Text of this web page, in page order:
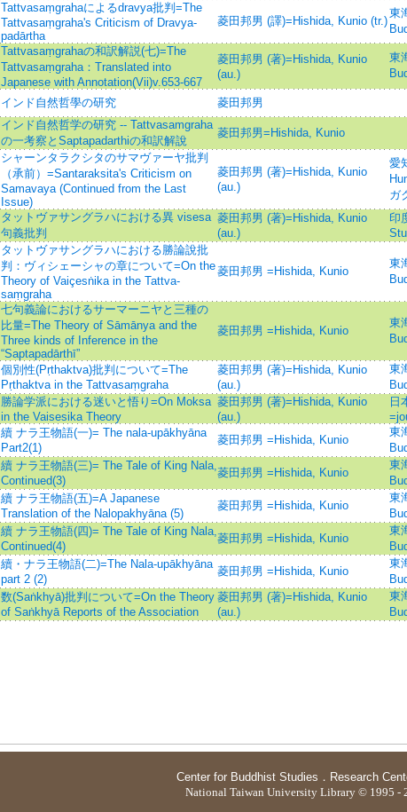
Tattvasaṃgrahaによるdravya批判=The
Tattvasaṃgraha's Criticism of Dravya-
padārtha
菱田邦男 (譯)=Hishida, Kunio (tr.)
東
Tattvasaṃgrahaの和訳解説(七)=The
Tattvasaṃgraha：Translated into
Japanese with Annotation(Vii)v.653-667
菱田邦男 (著)=Hishida, Kunio
(au.)
東
インド自然哲學の研究
菱田邦男
インド自然哲学の研究 -- Tattvasamgraha
の一考察とSaptapadarthiの和訳解說
菱田邦男=Hishida, Kunio
シャーンタラクシタのサマヴァーヤ批判
（承前）=Santaraksita's Criticism on
Samavaya (Continued from the Last
Issue)
菱田邦男 (著)=Hishida, Kunio
(au.)
愛
ガ
タットヴァサングラハにおける異 visesa
句義批判
菱田邦男 (著)=Hishida, Kunio
(au.)
印
タットヴァサングラハにおける勝論說批
判：ヴィシェーシャの章について=On the
Theory of Vaiçesṅika in the Tattva-
saṃgraha
菱田邦男 =Hishida, Kunio
東
七句義論におけるサーマーニヤと三種の
比量=The Theory of Sāmānya and the
Three kinds of Inference in the
“Saptapadārthī”
菱田邦男 =Hishida, Kunio
東
個別性(Pṛthaktva)批判について=The
Pṛthaktva in the Tattvasaṃgraha
菱田邦男 (著)=Hishida, Kunio
(au.)
東
勝論学派における迷いと悟り=On Moksa
in the Vaisesika Theory
菱田邦男 (著)=Hishida, Kunio
(au.)
日
續 ナラ王物語(一)= The nala-upākhyāna
Part2(1)
菱田邦男 =Hishida, Kunio
東
續 ナラ王物語(三)= The Tale of King Nala,
Continued(3)
菱田邦男 =Hishida, Kunio
東
續 ナラ王物語(五)=A Japanese
Translation of the Nalopakhyāna (5)
菱田邦男 =Hishida, Kunio
東
續 ナラ王物語(四)= The Tale of King Nala,
Continued(4)
菱田邦男 =Hishida, Kunio
東
續・ナラ王物語(二)=The Nala-upākhyāna
part 2 (2)
菱田邦男 =Hishida, Kunio
東
数(Saṅkhyā)批判について=On the Theory
of Saṅkhyā Reports of the Association
菱田邦男 (著)=Hishida, Kunio
(au.)
東
Center for Buddhist Studies ． Research
National Taiwan University Library © 1995 -